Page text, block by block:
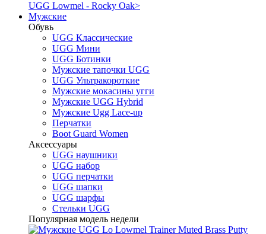
UGG Lowmel - Rocky Oak>
Мужские
Обувь
UGG Классические
UGG Мини
UGG Ботинки
Мужские тапочки UGG
UGG Ультракороткие
Мужские мокасины угги
Мужские UGG Hybrid
Мужские Ugg Lace-up
Перчатки
Boot Guard Women
Аксессуары
UGG наушники
UGG набор
UGG перчатки
UGG шапки
UGG шарфы
Стельки UGG
Популярная модель недели